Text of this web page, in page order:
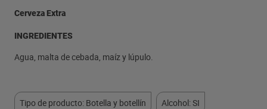
Cerveza Extra
INGREDIENTES
Agua, malta de cebada, maíz y lúpulo.
Tipo de producto: Botella y botellín Alcohol: SI